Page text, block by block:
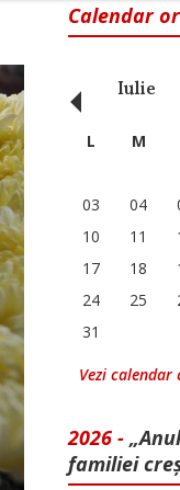
Calendar
Iunie Iulie
‹ L M
03
04
10
11
17
18
24
25
31
Vezi
2026 -
familiei